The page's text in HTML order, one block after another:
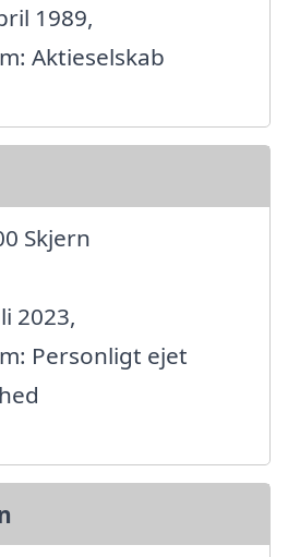
1989,
Aktieselskab
Skjern
2023,
Personligt ejet